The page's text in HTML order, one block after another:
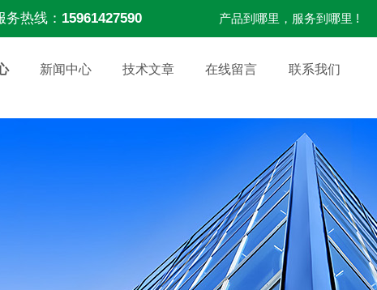
务热线： 15961427590 产品到哪里，服务到哪里 !
新闻中心 技术文章 在线留言 联系我们